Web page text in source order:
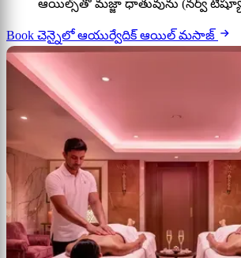
ఆయిల్స్‌తో మజ్జా ధాతువును (నర్వ్
Book చెన్నైలో ఆయుర్వేదిక్ ఆయిల్ మసాజ్